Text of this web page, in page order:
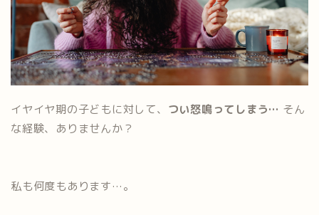
イヤイヤ期の子どもに対して、 つい怒鳴ってしまう… そん
な経験、ありませんか？
私も何度もあります…。